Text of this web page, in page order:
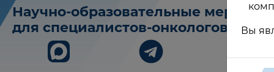
Вы
Научно-образовательные
для специалистов-онкологов